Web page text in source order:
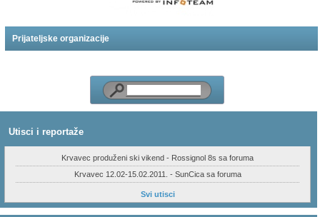
Prijateljske organizacije
Utisci i reportaže
Krvavec produženi ski vikend - Rossignol 8s sa foruma
Krvavec 12.02-15.02.2011. - SunCica sa foruma
Svi utisci